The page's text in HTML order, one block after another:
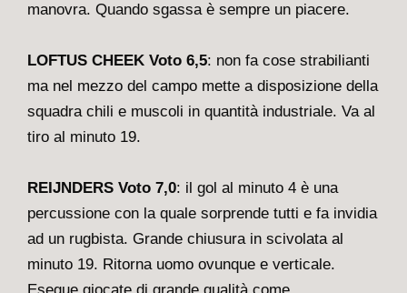
manovra. Quando sgassa è sempre un piacere.
LOFTUS CHEEK Voto 6,5: non fa cose strabilianti
ma nel mezzo del campo mette a disposizione della
squadra chili e muscoli in quantità industriale. Va al
tiro al minuto 19.
REIJNDERS Voto 7,0: il gol al minuto 4 è una
percussione con la quale sorprende tutti e fa invidia
ad un rugbista. Grande chiusura in scivolata al
minuto 19. Ritorna uomo ovunque e verticale.